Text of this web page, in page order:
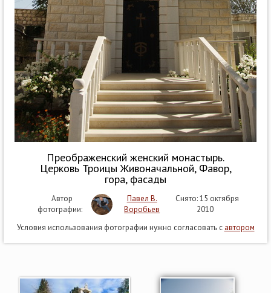
Преображенский женский монастырь.
Церковь Троицы Живоначальной, Фавор,
гора, фасады
Автор
фотографии:
Павел В.
Воробьев
Снято: 15 октября
2010
Условия использования фотографии нужно согласовать с автором